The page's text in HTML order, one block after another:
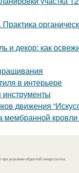
и декор: как
в интерьере
инструменты
движения
мембранной
указании обратной гиперссылки.